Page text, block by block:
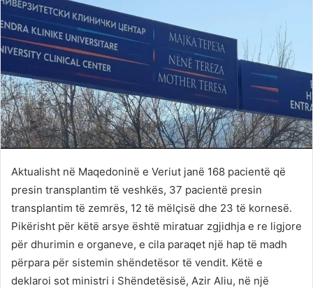
Aktualisht në Maqedoninë e Veriut janë 168 pacientë që
presin transplantim të veshkës, 37 pacientë presin
transplantim të zemrës, 12 të mëlçisë dhe 23 të kornesë.
Pikërisht për këtë arsye është miratuar zgjidhja e re ligjore
për dhurimin e organeve, e cila paraqet një hap të madh
përpara për sistemin shëndetësor të vendit. Këtë e
deklaroi sot ministri i Shëndetësisë, Azir Aliu, në një